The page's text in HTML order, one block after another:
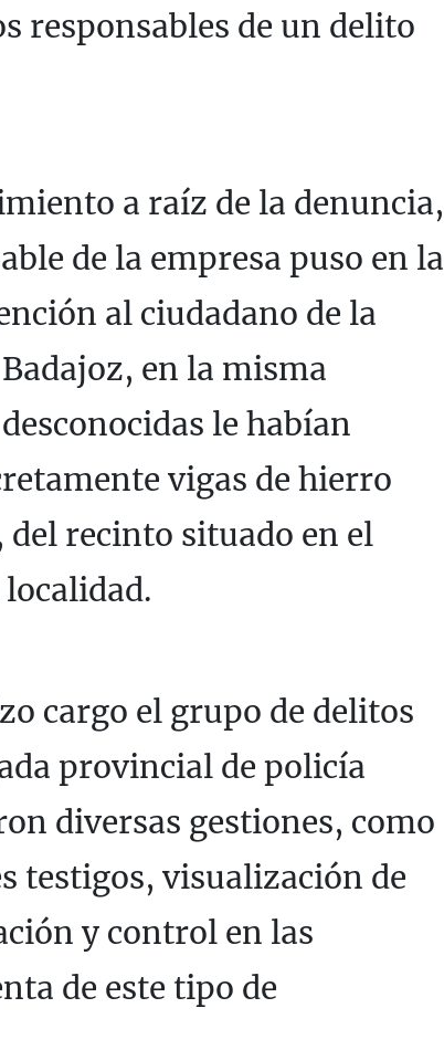
responsables de un delito
a raíz de la denuncia,
de la empresa puso en la
al ciudadano de la
en la misma
le habían
vigas de hierro
del recinto situado en el
cargo el grupo de delitos
provincial de policía
diversas gestiones, como
testigos, visualización de
y control en las
de este tipo de